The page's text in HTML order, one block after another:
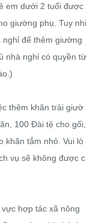
em dưới 2 tuổi được
giường phụ. Tuy nhi
để thêm giường
nhà nghỉ có quyền từ
thêm khăn trải giườ
100 Đài tệ cho gối,
khăn tắm nhỏ. Vui lò
vụ sẽ không được c
hợp tác xã nông